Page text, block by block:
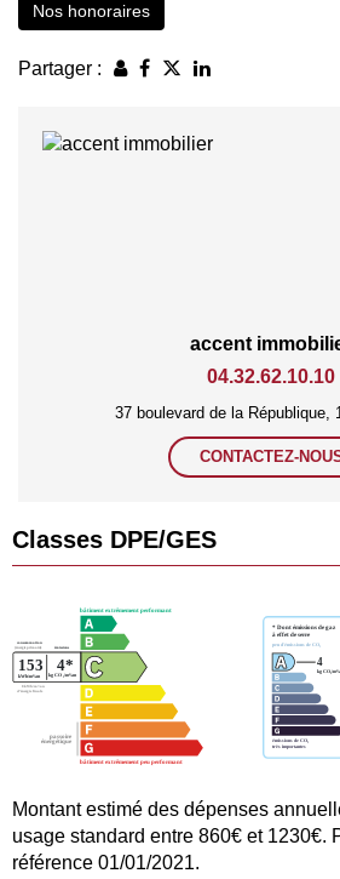
Nos honoraires
Partager :
accent
04.32.62.10.10
37 boulevard de la République,
CONTACTEZ-
Classes DPE/GES
Montant estimé des dépenses
usage standard entre 860€ et 1230€.
référence 01/01/2021.